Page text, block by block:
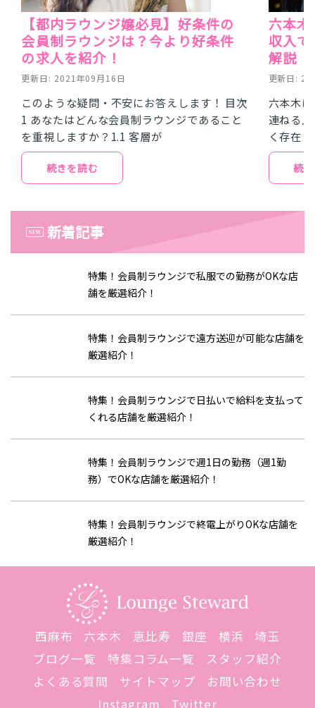
【都内ラウンジ嬢必見】好条件の
会員制ラウンジは？今より好条件
の求人を紹介！
更新日: 2021年09月16日
このような疑問・不安にお答えします！ 目次
1 あなたはどんな会員制ラウンジであること
を重視しますか？1.1 客層が
続きを読む
六本
収入
解説
更新日:
六本木
連ねる
く存在
続
新着記事
特集！会員制ラウンジで私服での勤務がOKな店
舗を厳選紹介！
特集！会員制ラウンジで遠方送迎が可能な店舗を
厳選紹介！
特集！会員制ラウンジで日払いで給料を支払って
くれる店舗を厳選紹介！
特集！会員制ラウンジで週1日の勤務（週1勤
務）でOKな店舗を厳選紹介！
特集！会員制ラウンジで終電上がりOKな店舗を
厳選紹介！
西麻布 六本木 恵比寿 銀座 横浜
埼玉
ブログ一覧
特集コラム一覧
スタッフ紹介
よくある質問
サイトマップ
お問い合わせ
Instagram
Twitter